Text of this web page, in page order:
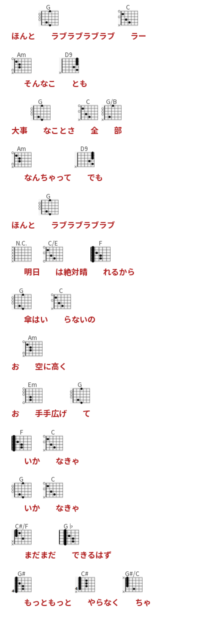
ほんと
G
ラブラブラブラブ
C
ラー
Am
そんなこ
D9
とも
大事
G
なこ とさ
C
全
G/B
部
Am
なんちゃって
D9
でも
ほんと
G
ラブラブラブラブ
N.C.
明日
C/E
は絶対晴
F
れるから
G
傘はい
C
らないの
お
Am
空に高く
お
Em
手手広げ
G
て
F
いか
C
なきゃ
G
いか
C
なきゃ
C#/F
まだまだ
G♭
できるはず
G#
もっ ともっ と
C#
やらなく
G#/C
ちゃ